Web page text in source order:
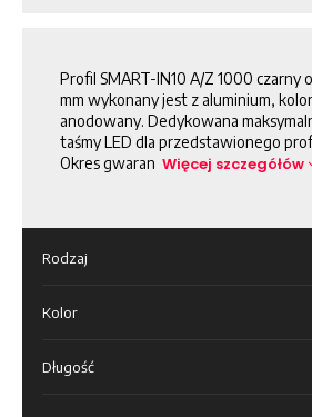
Profil SMART-IN10 A/Z 1000 czarny
mm wykonany jest z aluminium,
anodowany. Dedykowana
taśmy LED dla przedstawionego
Okres gwaran Więcej szczegółów
Rodzaj
Kolor
Długość